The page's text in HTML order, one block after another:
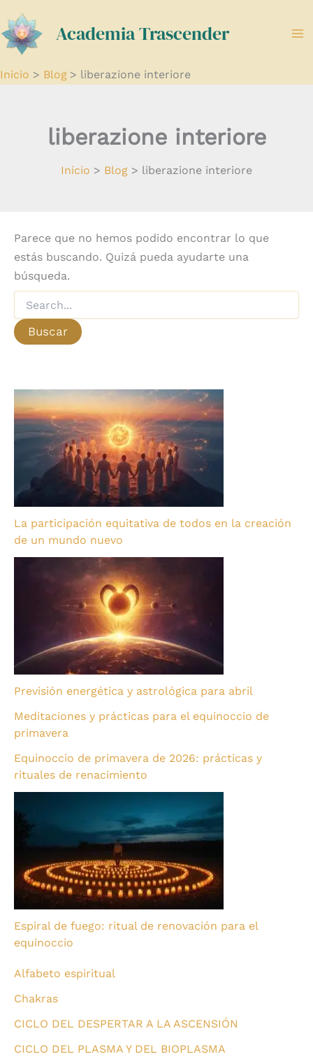
al
contenido
Academia Trascender
Inicio Blog liberazione interiore
liberazione interiore
Inicio Blog liberazione interiore
Parece que no hemos podido encontrar lo que
estás buscando. Quizá pueda ayudarte una
búsqueda.
por:
La participación equitativa de todos en la creación
de un mundo nuevo
Previsión energética y astrológica para abril
Meditaciones y prácticas para el equinoccio de
primavera
Equinoccio de primavera de 2026: prácticas y
rituales de renacimiento
Espiral de fuego: ritual de renovación para el
equinoccio
Alfabeto espiritual
Chakras
CICLO DEL DESPERTAR A LA ASCENSIÓN
CICLO DEL PLASMA Y DEL BIOPLASMA